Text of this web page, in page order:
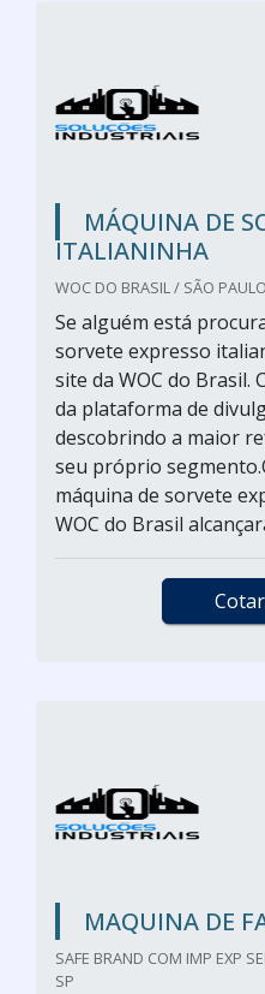
MÁQUINA DE
ITALIANINHA
WOC DO BRASIL / SÃO
Se alguém está
sorvete expresso
site da WOC do Brasil.
da plataforma de
descobrindo a maior
seu próprio
máquina de sorvete
WOC do Brasil
MAQUINA DE
SAFE BRAND COM IMP EXP
SP